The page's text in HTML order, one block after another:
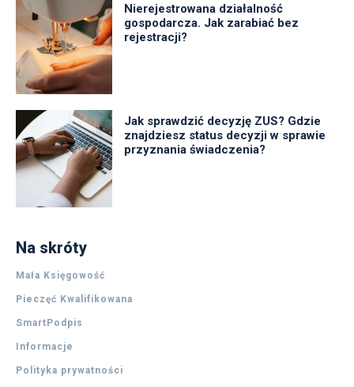
Nierejestrowana działalność
gospodarcza. Jak zarabiać bez
rejestracji?
Jak sprawdzić decyzję ZUS? Gdzie
znajdziesz status decyzji w sprawie
przyznania świadczenia?
Na skróty
Mała Księgowość
Pieczęć Kwalifikowana
SmartPodpis
Informacje
Polityka prywatności